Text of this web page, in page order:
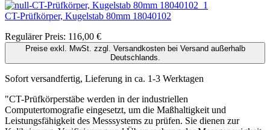
CT-Prüfkörper, Kugelstab 80mm 18040102
Regulärer Preis: 116,00 €
Preise exkl. MwSt. zzgl. Versandkosten bei Versand außerhalb
Deutschlands.
Sofort versandfertig, Lieferung in ca. 1-3 Werktagen
"CT-Prüfkörperstäbe werden in der industriellen
Computertomografie eingesetzt, um die Maßhaltigkeit und
Leistungsfähigkeit des Messsystems zu prüfen. Sie dienen zur